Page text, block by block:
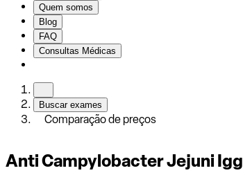
Quem somos
Blog
FAQ
Consultas Médicas
Buscar exames
Comparação de preços
Anti Campylobacter Jejuni Igg